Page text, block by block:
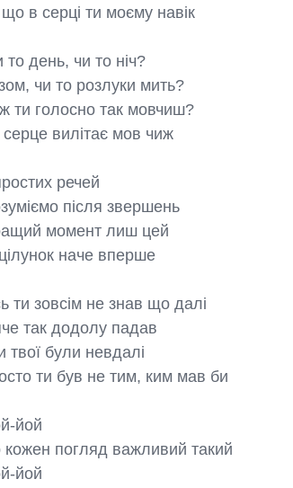
в серці ти моєму навік
то день, чи то ніч?
чи то розлуки мить?
ти голосно так мовчиш?
вилітає мов чиж
речей
після звершень
момент лиш цей
наче вперше
ти зовсім не знав що далі
так додолу падав
твої були невдалі
ти був не тим, ким мав би
йой
кожен погляд важливий такий
йой